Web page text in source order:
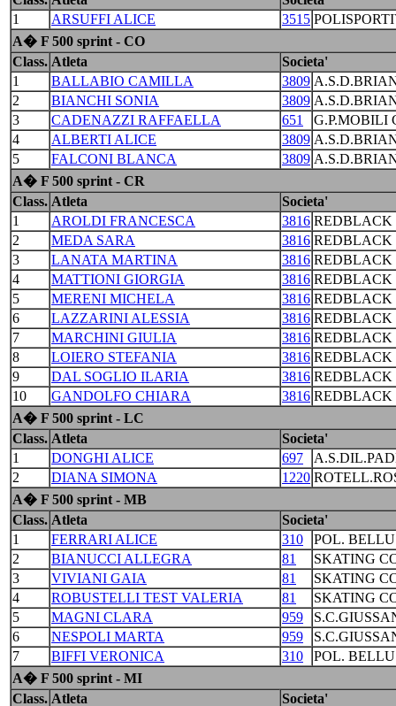
1
ARSUFFI ALICE 3515
A� F 500 sprint - CO
Class. Atleta
Societa'
1
BALLABIO CAMILLA 3809
2
BIANCHI SONIA 3809
3
CADENAZZI RAFFAELLA 651
G.P.MOBILI
4
ALBERTI ALICE 3809
5
FALCONI BLANCA 3809
A� F 500 sprint - CR
Class. Atleta
Societa'
1
AROLDI FRANCESCA 3816 REDBLACK
2
MEDA SARA 3816 REDBLACK
3
LANATA MARTINA 3816 REDBLACK
4
MATTIONI GIORGIA 3816 REDBLACK
5
MERENI MICHELA 3816 REDBLACK
6
LAZZARINI ALESSIA 3816 REDBLACK
7
MARCHINI GIULIA 3816 REDBLACK
8
LOIERO STEFANIA 3816 REDBLACK
9
DAL SOGLIO ILARIA 3816 REDBLACK
10
GANDOLFO CHIARA 3816 REDBLACK
A� F 500 sprint - LC
Class. Atleta
Societa'
1
DONGHI ALICE 697
2
DIANA SIMONA 1220
A� F 500 sprint - MB
Class. Atleta
Societa'
1
FERRARI ALICE 310
POL.
2
BIANUCCI ALLEGRA 81
SKATING
3
VIVIANI GAIA 81
SKATING
4
ROBUSTELLI TEST VALERIA 81
SKATING
5
MAGNI CLARA 959
6
NESPOLI MARTA 959
7
BIFFI VERONICA 310
POL.
A� F 500 sprint - MI
Class. Atleta
Societa'